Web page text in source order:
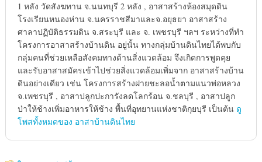
1 หลัง วัดสังฆทาน จ.นนทบุรี 2 หลัง , อาสาสร้างห้องสมุดดิน
โรงเรียนหนองห่าน จ.นครราชสีมาและจ.อยุธยา อาสาสร้าง
ศาลาปฏิบัติธรรมดิน จ.สระบุรี และ จ. เพชรบุรี ฯลฯ ระหว่างที่ทำ
โครงการอาสาสร้างบ้านดิน อยู่นั้น ทางกลุ่มบ้านดินไทยได้พบกับ
กลุ่มคนที่ช่วยเหลือสังคมทางด้านสิ่งแวดล้อม จึงเกิดการพูดคุย
และรับอาสาสมัครเข้าไปช่วยสิ่งแวดล้อมเพิ่มจาก อาสาสร้างบ้าน
ดินอย่างเดียว เช่น โครงการสร้างฝายชะลอน้ำตามแนวพ่อหลวง
จ.เพชรบุรี , อาสาปลูกปะการังลดโลกร้อน จ.ชลบุรี , อาสาปลูก
ป่าให้ช้างเพิ่มอาหารให้ช้าง พื้นที่อุทยานแห่งชาติกุยบุรี เป็นต้น ดู
โพสทั้งหมดของ อาสาบ้านดินไทย